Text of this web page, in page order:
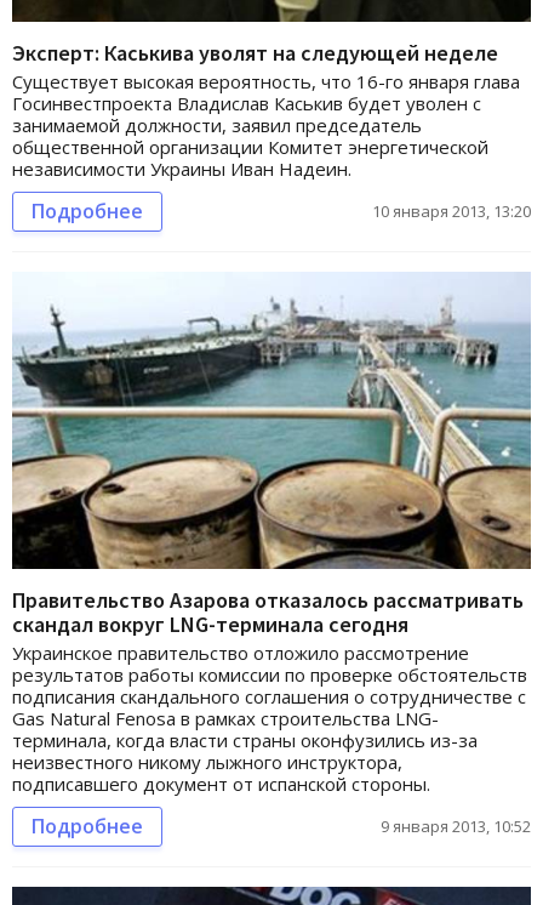
Эксперт: Каськива уволят на следующей неделе
Существует высокая вероятность, что 16-го января глава
Госинвестпроекта Владислав Каськив будет уволен с
занимаемой должности, заявил председатель
общественной организации Комитет энергетической
независимости Украины Иван Надеин.
Подробнее 10 января 2013, 13:20
Правительство Азарова отказалось рассматривать
скандал вокруг LNG-терминала сегодня
Украинское правительство отложило рассмотрение
результатов работы комиссии по проверке обстоятельств
подписания скандального соглашения о сотрудничестве с
Gas Natural Fenosa в рамках строительства LNG-
терминала, когда власти страны оконфузились из-за
неизвестного никому лыжного инструктора,
подписавшего документ от испанской стороны.
Подробнее 9 января 2013, 10:52